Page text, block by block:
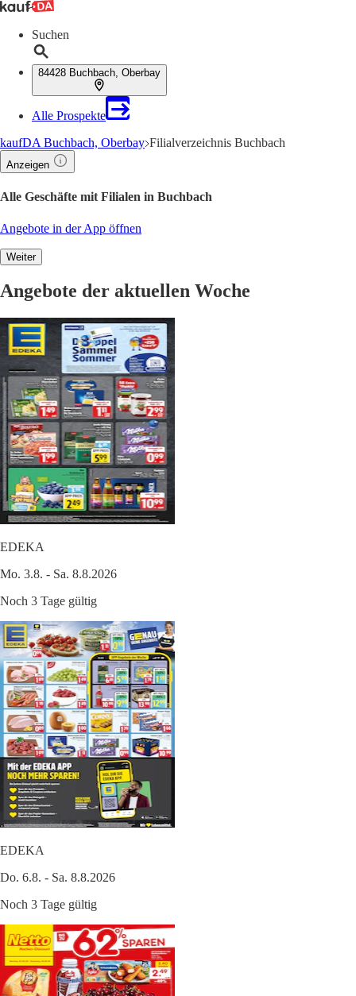
Suchen
84428 Buchbach, Oberbay
Alle Prospekte
kaufDA Buchbach, Oberbay Filialverzeichnis Buchbach
Anzeigen
Alle Geschäfte mit Filialen in Buchbach
Angebote in der App öffnen
Weiter
Angebote der aktuellen Woche
EDEKA
Mo. 3.8. - Sa. 8.8.2026
Noch 3 Tage gültig
EDEKA
Do. 6.8. - Sa. 8.8.2026
Noch 3 Tage gültig